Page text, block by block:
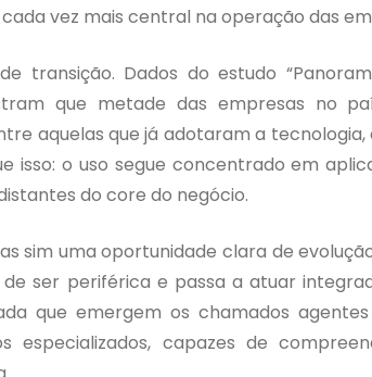
vez mais central na operação das
transição. Dados do estudo
que metade das empresas no
aquelas que já adotaram a tecnologia,
isso: o uso segue concentrado em
do core do negócio.
sim uma oportunidade clara de
ser periférica e passa a atuar
que emergem os chamados
especializados, capazes de